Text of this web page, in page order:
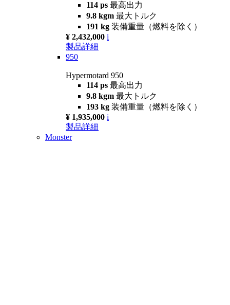
114 ps 最高出力
9.8 kgm 最大トルク
191 kg 装備重量（燃料を除く）
¥ 2,432,000 i
製品詳細
950
Hypermotard 950
114 ps 最高出力
9.8 kgm 最大トルク
193 kg 装備重量（燃料を除く）
¥ 1,935,000 i
製品詳細
Monster